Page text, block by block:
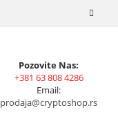
Pozovite Nas:
+381 63 808 4286
Email:
prodaja@cryptoshop.rs